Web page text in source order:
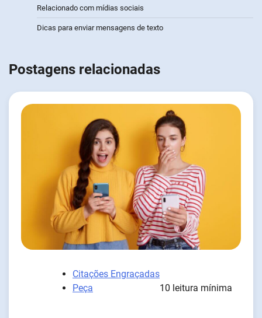
Relacionado com mídias sociais
Dicas para enviar mensagens de texto
Postagens relacionadas
Citações Engraçadas
Peça
10 leitura mínima